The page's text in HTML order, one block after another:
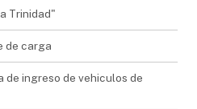
Trinidad"
de carga
de ingreso de vehiculos de